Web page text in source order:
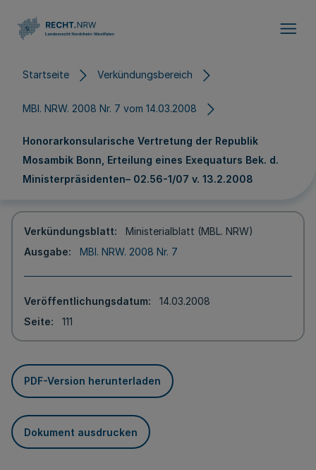
Startseite Verkündungsbereich
MBl. NRW. 2008 Nr. 7 vom 14.03.2008
Honorarkonsularische Vertretung der Republik
Mosambik Bonn, Erteilung eines Exequaturs Bek. d.
Ministerpräsidenten– 02.56-1/07 v. 13.2.2008
Verkündungsblatt
Ministerialblatt (MBL. NRW)
Ausgabe
MBl. NRW. 2008 Nr. 7
Veröffentlichungsdatum
14.03.2008
Seite
111
PDF-Version herunterladen
Dokument ausdrucken